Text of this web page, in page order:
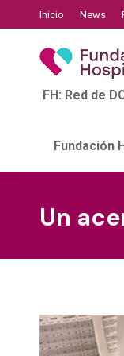
Inicio News
FH: Red de
Fundación
Un